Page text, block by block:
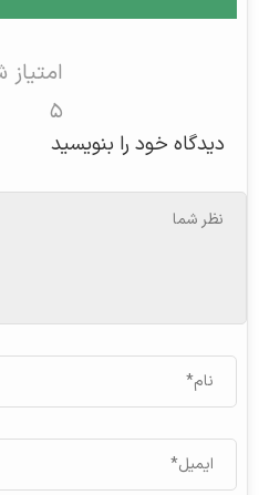
۵
دیدگاه خود را بنویسید